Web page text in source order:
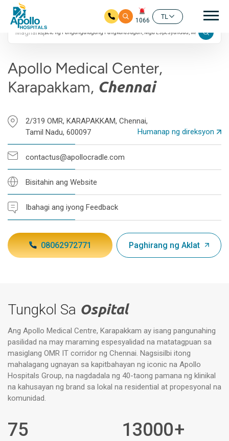
Skip to main content
1066
TL
4.7 Rating ng Google
Maghanap
Apollo Medical Center,
Karapakkam, Chennai
2/319 OMR, KARAPAKKAM, Chennai,
Tamil Nadu, 600097
Humanap ng direksyon
contactus@apollocradle.com
Bisitahin ang Website
Ibahagi ang iyong Feedback
08062972771 Paghirang ng Aklat
Tungkol Sa Ospital
Ang Apollo Medical Centre, Karapakkam ay isang pangunahing
pasilidad na may maraming espesyalidad na matatagpuan sa
masiglang OMR IT corridor ng Chennai. Nagsisilbi itong
mahalagang ugnayan sa kapitbahayan ng iconic na Apollo
Hospitals Group, na nagdadala ng 40-taong pamana ng klinikal
na kahusayan ng brand sa lokal na residential at propesyonal na
komunidad.
75 13000+